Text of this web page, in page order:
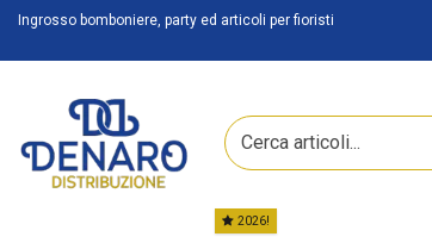
Ingrosso bomboniere, party ed articoli per fioristi
2026!